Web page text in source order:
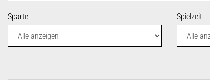
Sparte Spielzeit